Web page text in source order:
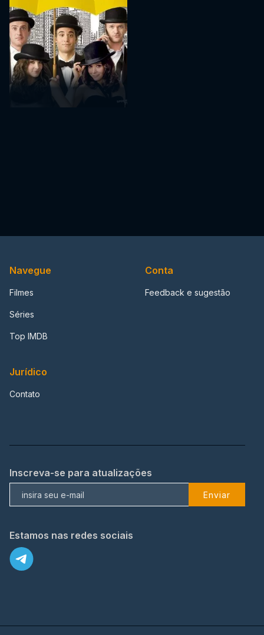
Navegue
Filmes
Séries
Top IMDB
Conta
Feedback e sugestão
Jurídico
Contato
Inscreva-se para atualizações
Enviar
Estamos nas redes sociais